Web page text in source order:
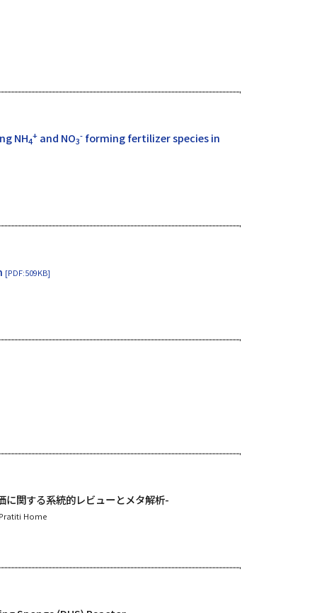
NH4
+ and NO3
- forming fertilizer species in
[PDF:509KB]
に関する系統的レビューとメタ解析-
Home